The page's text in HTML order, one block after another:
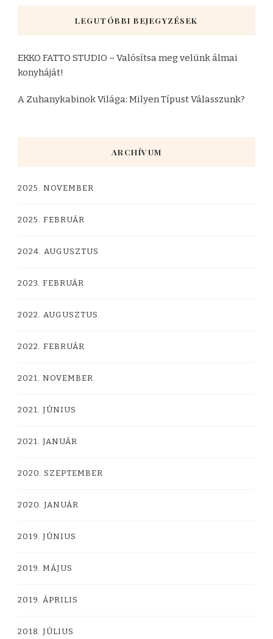
LEGUTÓBBI BEJEGYZÉSEK
EKKO FATTO STUDIO – Valósítsa meg velünk álmai
konyháját!
A Zuhanykabinok Világa: Milyen Típust Válasszunk?
ARCHÍVUM
2025. NOVEMBER
2025. FEBRUÁR
2024. AUGUSZTUS
2023. FEBRUÁR
2022. AUGUSZTUS
2022. FEBRUÁR
2021. NOVEMBER
2021. JÚNIUS
2021. JANUÁR
2020. SZEPTEMBER
2020. JANUÁR
2019. JÚNIUS
2019. MÁJUS
2019. ÁPRILIS
2018. JÚLIUS